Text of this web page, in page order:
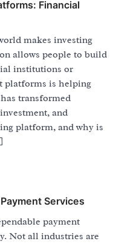
Financial
makes investing
allows people to build
institutions or
platforms is helping
transformed
and
platform, and why is
Services
payment
Not all industries are